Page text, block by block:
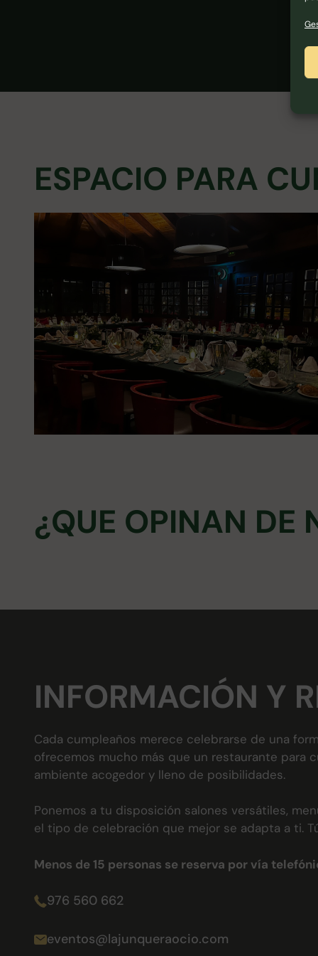
ESPACIO PARA
¿QUE OPINAN DE
INFORMACIÓN Y
Cada cumpleaños merece celebrarse de una
ofrecemos mucho más que un restaurante para
ambiente acogedor y lleno de posibilidades.
Ponemos a tu disposición salones versátiles,
el tipo de celebración que mejor se adapta a ti.
Menos de 15 personas se reserva por vía
976 560 662
eventos@lajunqueraocio.com